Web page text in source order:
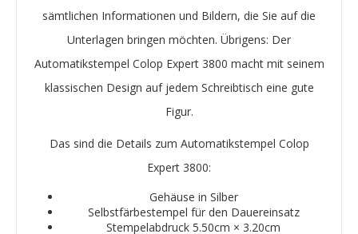
sämtlichen Informationen und Bildern, die Sie auf die
Unterlagen bringen möchten. Übrigens: Der
Automatikstempel Colop Expert 3800 macht mit seinem
klassischen Design auf jedem Schreibtisch eine gute
Figur.
Das sind die Details zum Automatikstempel Colop
Expert 3800:
Gehäuse in Silber
Selbstfärbestempel für den Dauereinsatz
Stempelabdruck 5.50cm × 3.20cm